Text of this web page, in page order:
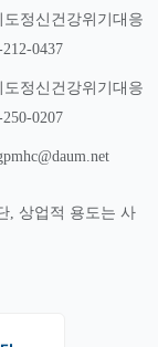
정신건강위기대응
0437
정신건강위기대응
0207
, 상업적 용도는 사